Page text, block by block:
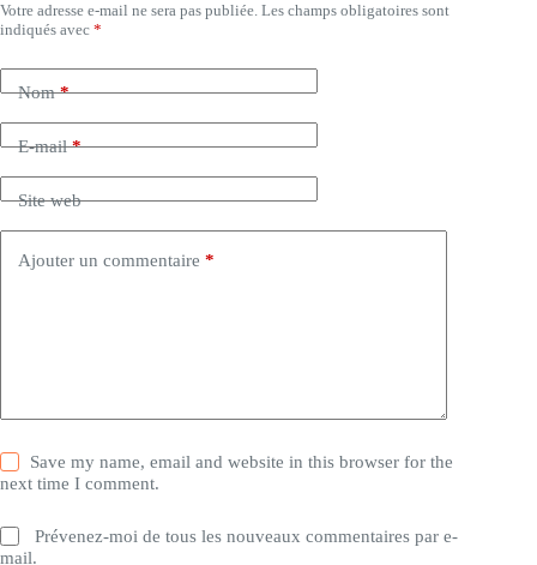
Votre adresse e-mail ne sera pas publiée. Les champs obligatoires sont
indiqués avec *
Nom*
E-mail*
Site web
Ajouter un commentaire *
Save my name, email and website in this browser for the
next time I comment.
Prévenez-moi de tous les nouveaux commentaires par e-
mail.